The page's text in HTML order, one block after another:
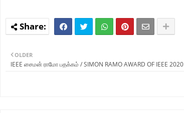
OLDER
IEEE சைமன் ராமோ பதக்கம் / SIMON RAMO AWARD OF IEEE 2020